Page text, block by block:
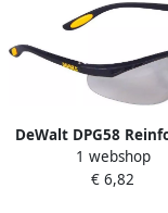
DeWalt DPG58
Veiligheidsbril |
buiten gebruik
1 webshop
€ 6,82